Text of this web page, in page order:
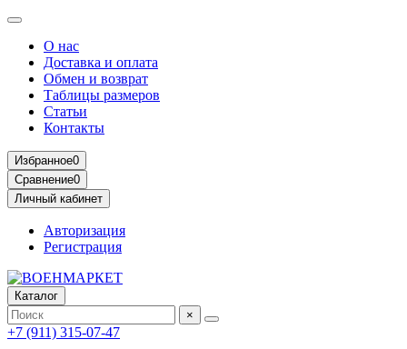
О нас
Доставка и оплата
Обмен и возврат
Таблицы размеров
Статьи
Контакты
Избранное0
Сравнение0
Личный кабинет
Авторизация
Регистрация
Каталог
×
+7 (911) 315-07-47